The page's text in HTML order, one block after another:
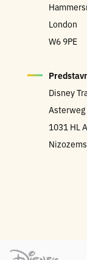
London
W6 9PE
Disney
Asterweg
1031 HL